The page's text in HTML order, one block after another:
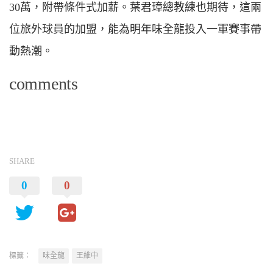
30萬，附帶條件式加薪。葉君璋總教練也期待，這兩
位旅外球員的加盟，能為明年味全龍投入一軍賽事帶
動熱潮。
comments
SHARE
0 0
標籤： 味全龍 王維中